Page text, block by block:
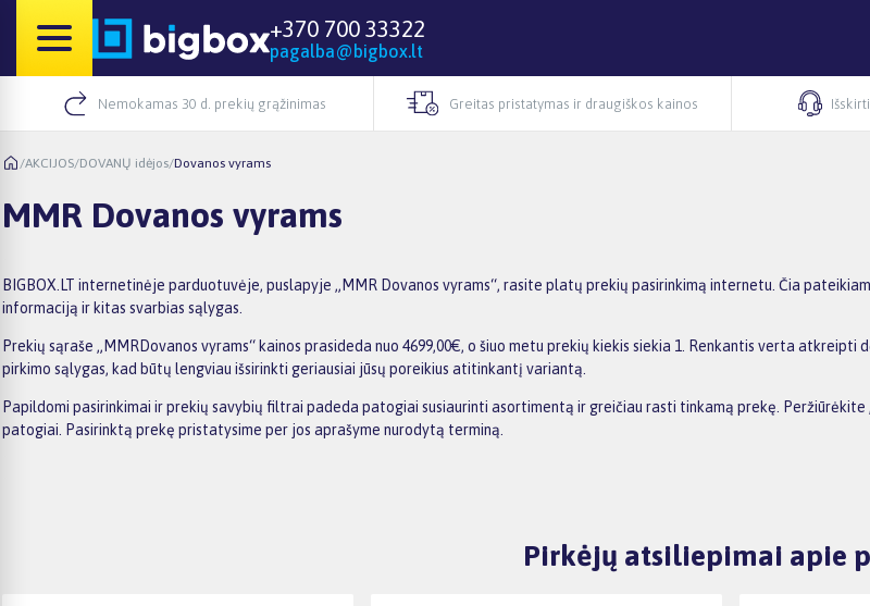
+370 700 33322
pagalba@bigbox.lt
Nemokamas 30 d. prekių grąžinimas Greitas pristatymas ir draugiškos kainos
/AKCIJOS/DOVANŲ idėjos/Dovanos vyrams
MMR Dovanos vyrams
BIGBOX.LT internetinėje parduotuvėje, puslapyje „MMR Dovanos vyrams“, rasite platų prekių pasirinkimą internetu. Čia
informaciją ir kitas svarbias sąlygas.
Prekių sąraše „MMRDovanos vyrams“ kainos prasideda nuo 4699,00€, o šiuo metu prekių kiekis siekia 1. Renkantis verta
pirkimo sąlygas, kad būtų lengviau išsirinkti geriausiai jūsų poreikius atitinkantį variantą.
Papildomi pasirinkimai ir prekių savybių filtrai padeda patogiai susiaurinti asortimentą ir greičiau rasti tinkamą prekę.
patogiai. Pasirinktą prekę pristatysime per jos aprašyme nurodytą terminą.
Pirkėjų atsiliepimai apie